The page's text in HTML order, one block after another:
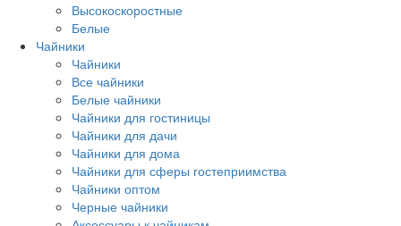
Высокоскоростные
Белые
Чайники
Чайники
Все чайники
Белые чайники
Чайники для гостиницы
Чайники для дачи
Чайники для дома
Чайники для сферы гостеприимства
Чайники оптом
Черные чайники